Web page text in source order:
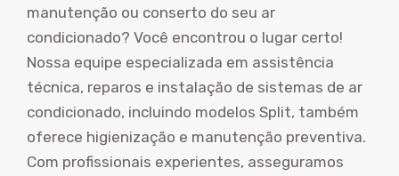
manutenção ou conserto do seu ar
condicionado? Você encontrou o lugar certo!
Nossa equipe especializada em assistência
técnica, reparos e instalação de sistemas de ar
condicionado, incluindo modelos Split, também
oferece higienização e manutenção preventiva.
Com profissionais experientes, asseguramos